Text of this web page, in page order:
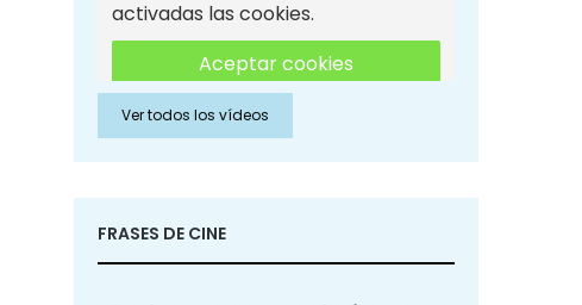
activadas las cookies.
Aceptar cookies
Aceptar cookies de Redes
Sociales
Ver todos los vídeos
FRASES DE CINE